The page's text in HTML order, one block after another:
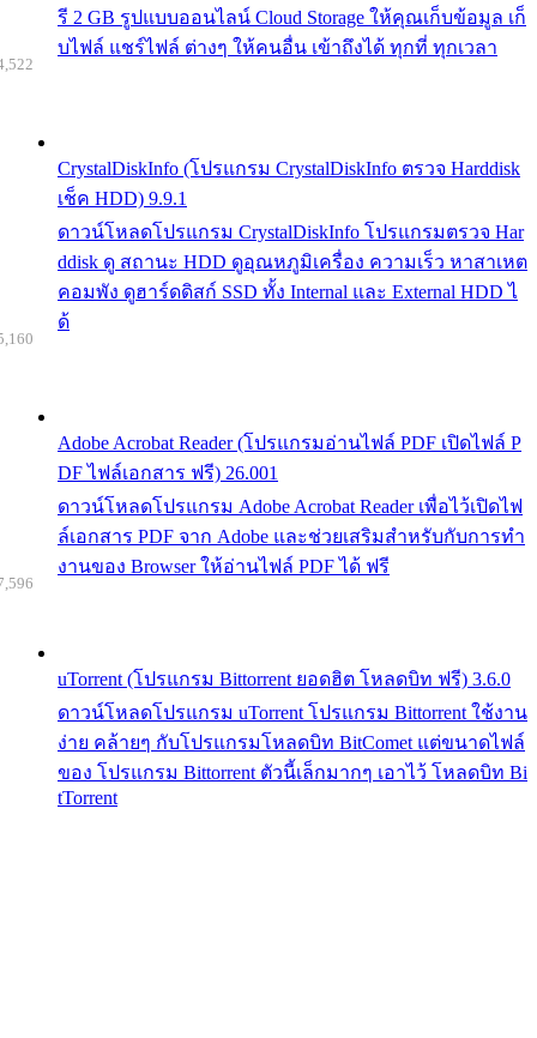
รี 2 GB รูปแบบออนไลน์ Cloud Storage ให้คุณเก็บข้อมูล เก็
บไฟล์ แชร์ไฟล์ ต่างๆ ให้คนอื่น เข้าถึงได้ ทุกที่ ทุกเวลา
CrystalDiskInfo (โปรแกรม CrystalDiskInfo ตรวจ Harddisk
เช็ค HDD) 9.9.1
ดาวน์โหลดโปรแกรม CrystalDiskInfo โปรแกรมตรวจ Har
ddisk ดู สถานะ HDD ดูอุณหภูมิเครื่อง ความเร็ว หาสาเหต
คอมพัง ดูฮาร์ดดิสก์ SSD ทั้ง Internal และ External HDD ไ
ด้
Adobe Acrobat Reader (โปรแกรมอ่านไฟล์ PDF เปิดไฟล์ P
DF ไฟล์เอกสาร ฟรี) 26.001
ดาวน์โหลดโปรแกรม Adobe Acrobat Reader เพื่อไว้เปิดไฟ
ล์เอกสาร PDF จาก Adobe และช่วยเสริมสำหรับกับการทำ
งานของ Browser ให้อ่านไฟล์ PDF ได้ ฟรี
uTorrent (โปรแกรม Bittorrent ยอดฮิต โหลดบิท ฟรี) 3.6.0
ดาวน์โหลดโปรแกรม uTorrent โปรแกรม Bittorrent ใช้งาน
ง่าย คล้ายๆ กับโปรแกรมโหลดบิท BitComet แต่ขนาดไฟล์
ของ โปรแกรม Bittorrent ตัวนี้เล็กมากๆ เอาไว้ โหลดบิท Bi
tTorrent